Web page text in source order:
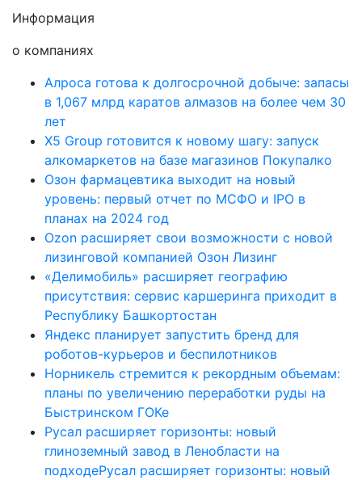
Информация
о компаниях
Алроса готова к долгосрочной добыче: запасы
в 1,067 млрд каратов алмазов на более чем 30
лет
X5 Group готовится к новому шагу: запуск
алкомаркетов на базе магазинов Покупалко
Озон фармацевтика выходит на новый
уровень: первый отчет по МСФО и IPO в
планах на 2024 год
Ozon расширяет свои возможности с новой
лизинговой компанией Озон Лизинг
«Делимобиль» расширяет географию
присутствия: сервис каршеринга приходит в
Республику Башкортостан
Яндекс планирует запустить бренд для
роботов-курьеров и беспилотников
Норникель стремится к рекордным объемам:
планы по увеличению переработки руды на
Быстринском ГОКе
Русал расширяет горизонты: новый
глиноземный завод в Ленобласти на
подходеРусал расширяет горизонты: новый